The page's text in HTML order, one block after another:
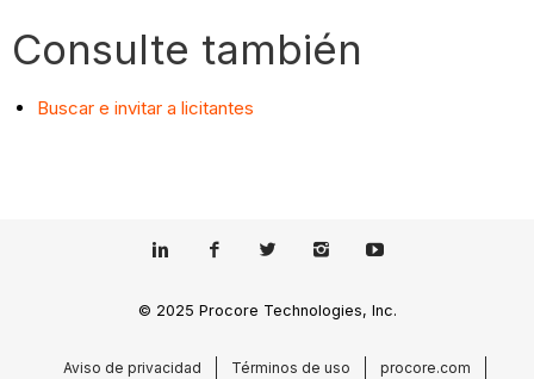
Consulte también
Buscar e invitar a licitantes
© 2025 Procore Technologies, Inc.
Aviso de privacidad Términos de uso procore.com